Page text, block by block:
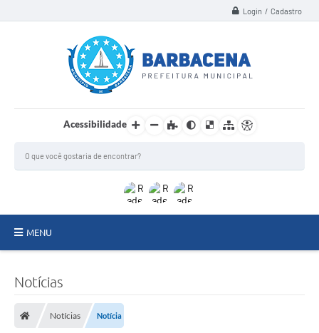
Login / Cadastro
Acessibilidade
MENU
Meio Ambiente
Notícias
Notícias Notícia